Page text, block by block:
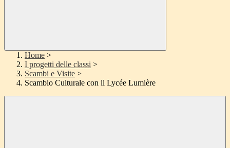
Home >
I progetti delle classi >
Scambi e Visite >
Scambio Culturale con il Lycée Lumière